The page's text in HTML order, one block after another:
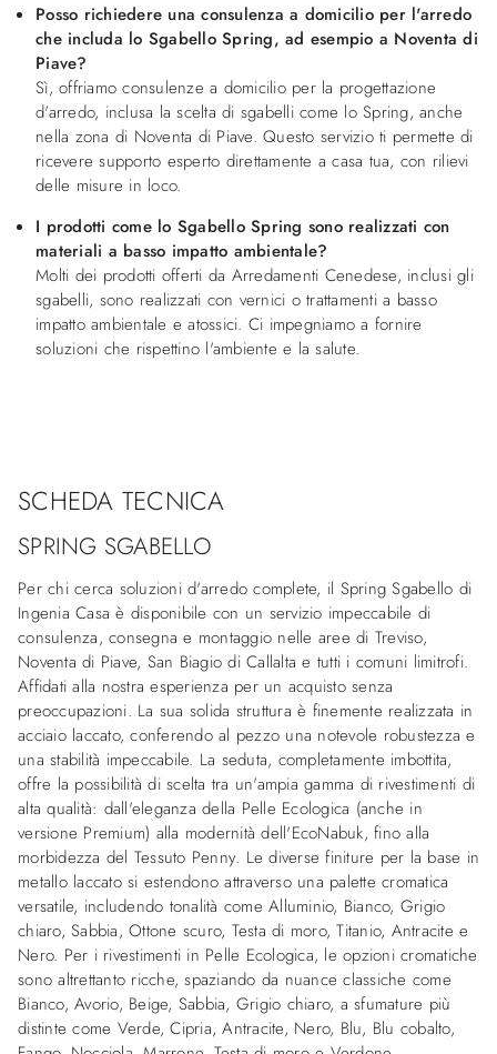
Posso richiedere una consulenza a domicilio per l'arredo
che includa lo Sgabello Spring, ad esempio a Noventa di
Piave?
Sì, offriamo consulenze a domicilio per la progettazione
d'arredo, inclusa la scelta di sgabelli come lo Spring, anche
nella zona di Noventa di Piave. Questo servizio ti permette di
ricevere supporto esperto direttamente a casa tua, con rilievi
delle misure in loco.
I prodotti come lo Sgabello Spring sono realizzati con
materiali a basso impatto ambientale?
Molti dei prodotti offerti da Arredamenti Cenedese, inclusi gli
sgabelli, sono realizzati con vernici o trattamenti a basso
impatto ambientale e atossici. Ci impegniamo a fornire
soluzioni che rispettino l'ambiente e la salute.
SCHEDA TECNICA
SPRING SGABELLO
Per chi cerca soluzioni d'arredo complete, il Spring Sgabello di
Ingenia Casa è disponibile con un servizio impeccabile di
consulenza, consegna e montaggio nelle aree di Treviso,
Noventa di Piave, San Biagio di Callalta e tutti i comuni limitrofi.
Affidati alla nostra esperienza per un acquisto senza
preoccupazioni. La sua solida struttura è finemente realizzata in
acciaio laccato, conferendo al pezzo una notevole robustezza e
una stabilità impeccabile. La seduta, completamente imbottita,
offre la possibilità di scelta tra un'ampia gamma di rivestimenti di
alta qualità: dall'eleganza della Pelle Ecologica (anche in
versione Premium) alla modernità dell'EcoNabuk, fino alla
morbidezza del Tessuto Penny. Le diverse finiture per la base in
metallo laccato si estendono attraverso una palette cromatica
versatile, includendo tonalità come Alluminio, Bianco, Grigio
chiaro, Sabbia, Ottone scuro, Testa di moro, Titanio, Antracite e
Nero. Per i rivestimenti in Pelle Ecologica, le opzioni cromatiche
sono altrettanto ricche, spaziando da nuance classiche come
Bianco, Avorio, Beige, Sabbia, Grigio chiaro, a sfumature più
distinte come Verde, Cipria, Antracite, Nero, Blu, Blu cobalto,